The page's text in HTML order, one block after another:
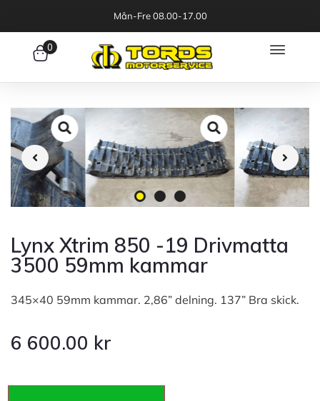
Mån-Fre 08.00-17.00
0
Lynx Xtrim 850 -19 Drivmatta
3500 59mm kammar
345×40 59mm kammar. 2,86” delning. 137” Bra skick.
6 600.00 kr